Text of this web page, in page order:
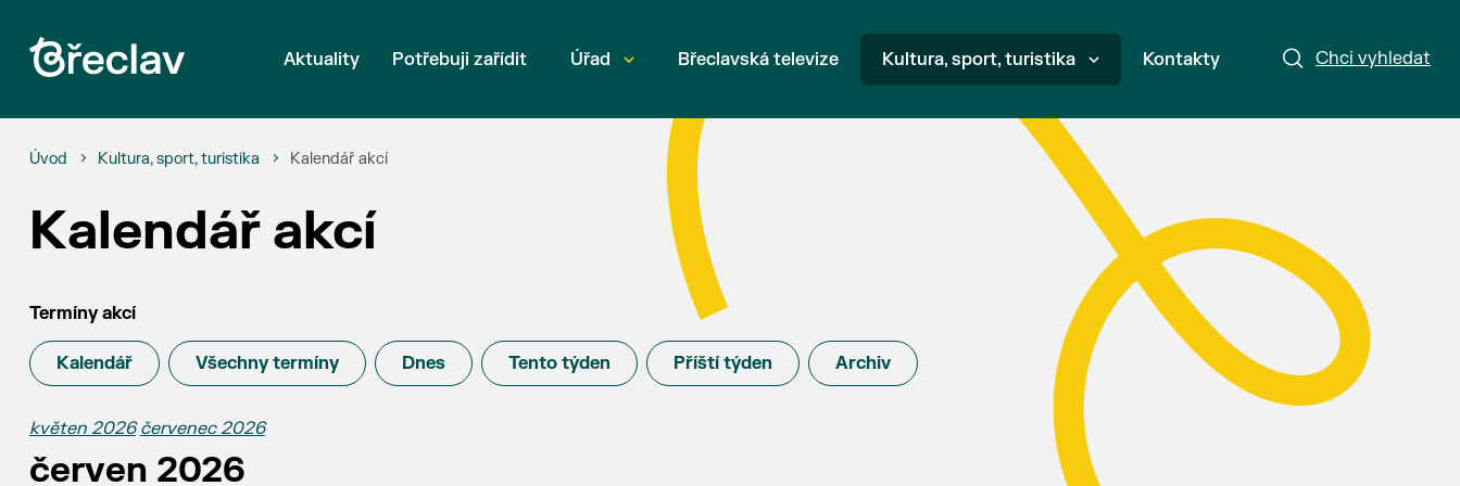
Chci vyhledat
Aktuality Potřebuji zařídit Úřad Břeclavská televize Kultura, sport, turistika Kontakty
Úvod Kultura, sport, turistika Kalendář akcí
Kalendář akcí
Termíny akcí
Kalendář Všechny termíny Dnes Tento týden Příští týden Archiv
květen 2026 červenec 2026
červen 2026